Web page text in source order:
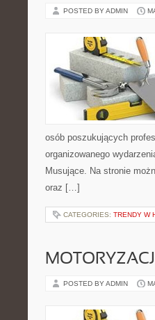
POSTED BY ADMIN
osób poszukujących
organizowanego
Musujące. Na stronie
oraz […]
CATEGORIES: TRENDY W
POSTED BY ADMIN